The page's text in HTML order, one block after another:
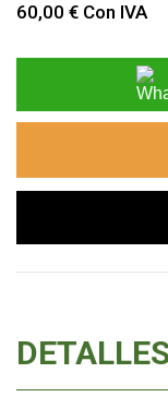
60,00 € Con IVA